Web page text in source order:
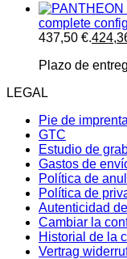
complete
437,50 €.
Plazo de
LEGAL
Pie de imprenta
GTC
Estudio de
Gastos de
Política de
Política de
Autenticidad
Cambiar la
Historial de la
Vertrag